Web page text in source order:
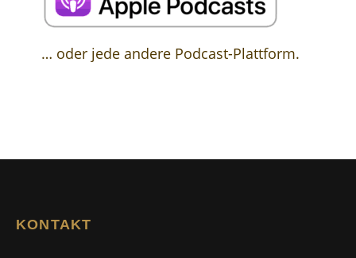
… oder jede andere Podcast-Plattform.
KONTAKT